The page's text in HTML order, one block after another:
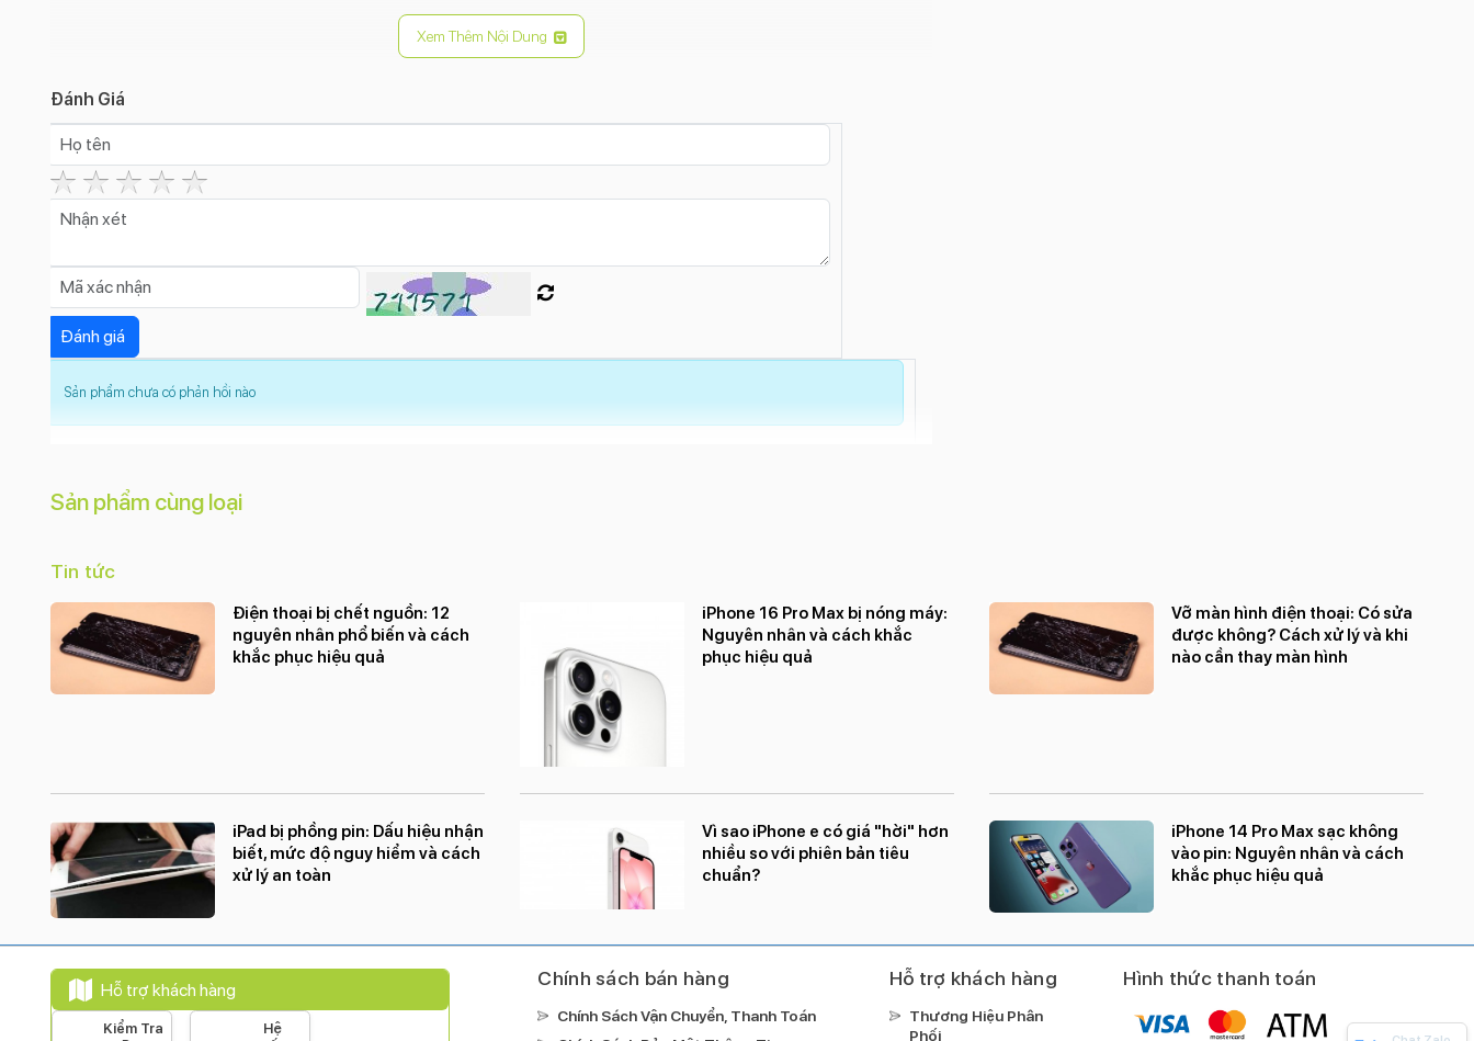
Để biết chính xác, bạn cần xem thông số trên bao bì sản phẩm hoặc tên model cụ thể (ví dụ: DC02, SDC02).
Xem Thêm Nội Dung
Đánh Giá
Sản phẩm chưa có phản hồi nào
Sản phẩm cùng loại
Tin tức
Điện thoại bị chết nguồn: 12
nguyên nhân phổ biến và cách
khắc phục hiệu quả
iPhone 16 Pro Max bị nóng máy:
Nguyên nhân và cách khắc
phục hiệu quả
Vỡ màn hình điện thoại: Có sửa
được không? Cách xử lý và khi
nào cần thay màn hình
iPad bị phồng pin: Dấu hiệu nhận
biết, mức độ nguy hiểm và cách
xử lý an toàn
Vì sao iPhone e có giá "hời" hơn
nhiều so với phiên bản tiêu
chuẩn?
iPhone 14 Pro Max sạc không
vào pin: Nguyên nhân và cách
khắc phục hiệu quả
Hỗ trợ khách hàng
Kiểm Tra
Hệ
Chính sách bán hàng
Chính Sách Vận Chuyển, Thanh Toán
Hỗ trợ khách hàng
Thương Hiệu Phân
Phối
Hình thức thanh toán